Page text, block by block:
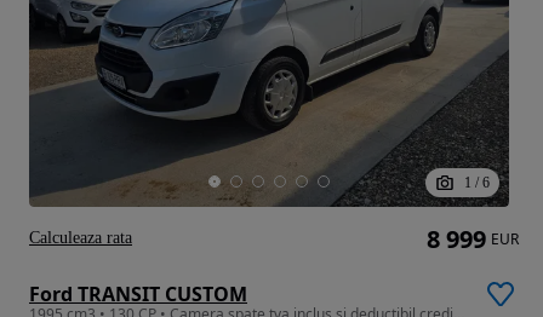
1 / 6
Ford TRANSIT CUSTOM
8 999 EUR
Calculeaza rata